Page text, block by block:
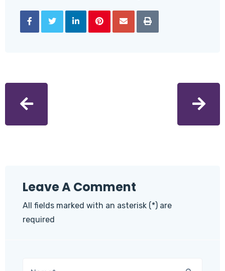
Leave A Comment
All fields marked with an asterisk (*) are
required